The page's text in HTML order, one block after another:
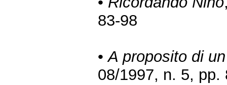
83-98
•A proposito di
08/1997, n. 5, pp.